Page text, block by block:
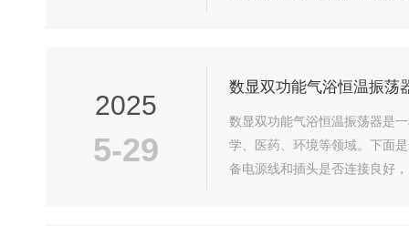
2025
5-29
数显双功能气浴恒温振荡
数显双功能气浴恒温振荡器是
学、医药、环境等领域。下面
备电源线和插头是否连接良好